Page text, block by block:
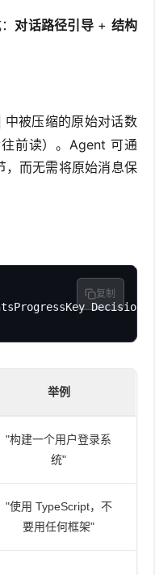
对话路径引导 + 结构
中被压缩的原始对话数
前读）。Agent 可通
，而无需将原始消息保
复制
举例
"构建一个用户登录系
统"
"使用 TypeScript，不
要用任何框架"